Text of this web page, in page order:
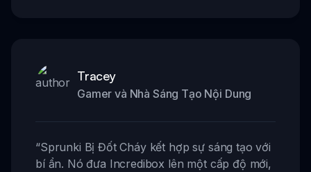
Tracey
Gamer và Nhà Sáng Tạo Nội Dung
“Sprunki Bị Đốt Cháy kết hợp sự sáng tạo với
bí ẩn. Nó đưa Incredibox lên một cấp độ mới,